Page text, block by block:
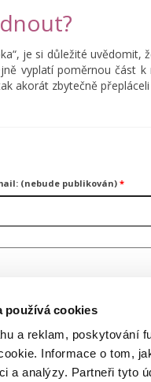
používá cookies
a reklam, poskytování
Informace o tom,
a analýzy. Partneři tyto
je si důležité
vyplatí poměrnou část
akorát zbytečně
(nebude publikován) *